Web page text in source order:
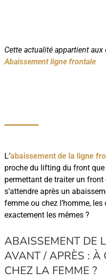
Cette actualité appartient
Abaissement ligne frontale
L’abaissement de la ligne
proche du lifting du front
permettant de traiter un
s’attendre après un
femme ou chez l’homme, les
exactement les mêmes ?
ABAISSEMENT DE
AVANT / APRÈS : À
CHEZ LA FEMME ?